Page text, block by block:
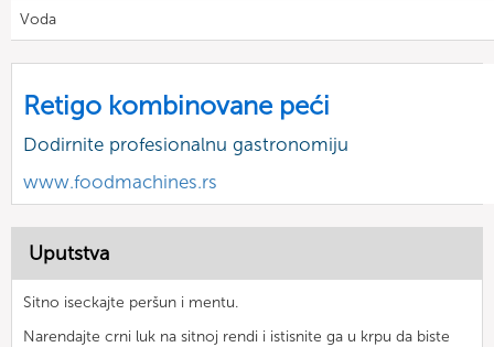
Voda
Retigo kombinovane peći
Dodirnite profesionalnu gastronomiju
www.foodmachines.rs
Uputstva
Sitno iseckajte peršun i mentu.
Narendajte crni luk na sitnoj rendi i istisnite ga u krpu da biste